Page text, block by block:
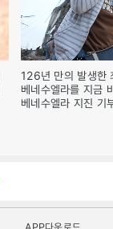
126년 만의 발생한
베네수엘라를 지금
베네수엘라 지진 기